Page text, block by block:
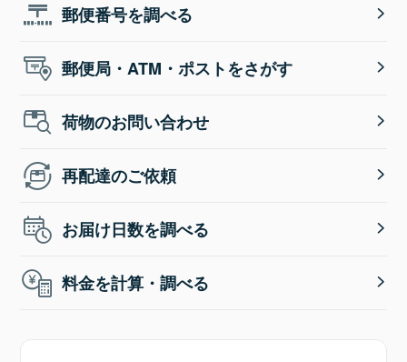
郵便番号を調べる
郵便局・ATM・ポストをさがす
荷物のお問い合わせ
再配達のご依頼
お届け日数を調べる
料金を計算・調べる